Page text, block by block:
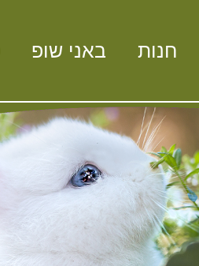
חנות באני שופ